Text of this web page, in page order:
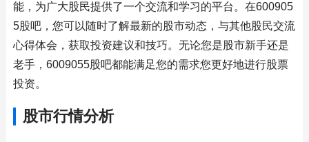
能，为广大股民提供了一个交流和学习的平台。在600905
5股吧，您可以随时了解最新的股市动态，与其他股民交流
心得体会，获取投资建议和技巧。无论您是股市新手还是
老手，6009055股吧都能满足您的需求您更好地进行股票
投资。
股市行情分析